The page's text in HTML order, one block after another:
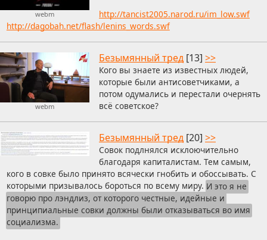
webm
http://tancist2005.narod.ru/im_low.swf
http://dagobah.net/flash/lenins_words.swf
webm
Безымянный тред [13] >>
Кого вы знаете из известных людей,
которые были антисоветчиками, а
потом одумались и перестали очернять
всё советское?
Безымянный тред [20] >>
Совок подлнялся исклоючительно
благодаря капиталистам. Тем самым,
кого в совке было принято всячески гнобить и обоссывать. С
которыми призывалось бороться по всему миру. И это я не
говорю про лэндлиз, от которого честные, идейные и
принципиальные совки должны были отказываться во имя
социализма.